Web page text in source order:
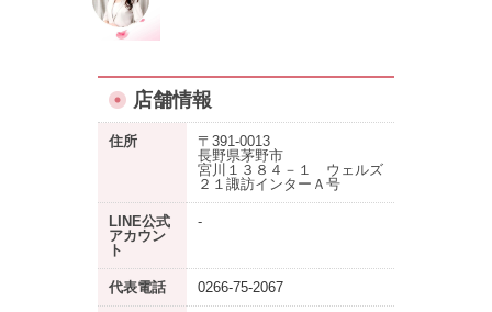
店舗情報
住所
〒391-0013
長野県茅野市
宮川１３８４－１ ウェルズ
２１諏訪インターＡ号
LINE公式
アカウン
ト
-
代表電話 0266-75-2067